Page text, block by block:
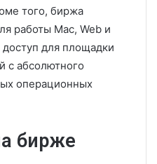
того, биржа
работы Mac, Web и
для площадки
с абсолютного
операционных
бирже